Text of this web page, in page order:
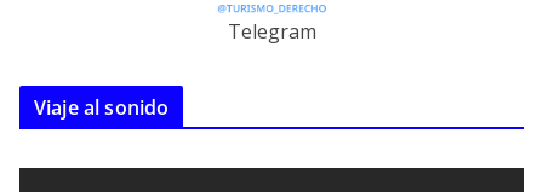
Telegram
Viaje al sonido